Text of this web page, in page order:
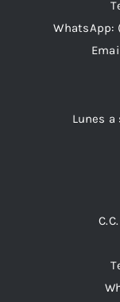
WhatsApp:
Lunes a